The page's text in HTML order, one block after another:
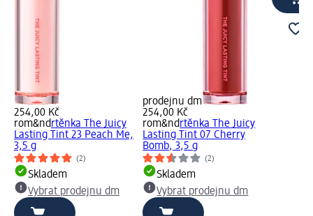
254,00 Kč
rom&ndrtěnka The Juicy
Lasting Tint 23 Peach Me,
3,5 g
(2)
Skladem
Vybrat prodejnu dm
prodejnu dm
254,00 Kč
rom&ndrtěnka The Juicy
Lasting Tint 07 Cherry
Bomb, 3,5 g
(2)
Skladem
Vybrat prodejnu dm